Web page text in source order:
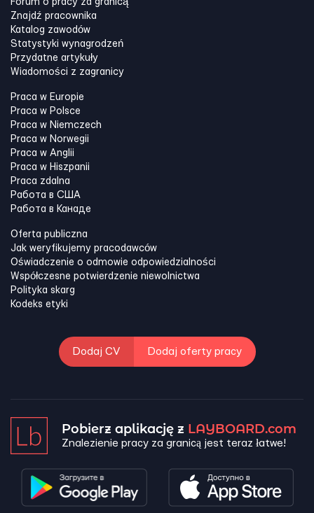
Forum o pracy za granicą
Znajdź pracownika
Katalog zawodów
Statystyki wynagrodzeń
Przydatne artykuły
Wiadomości z zagranicy
Praca w Europie
Praca w Polsce
Praca w Niemczech
Praca w Norwegii
Praca w Anglii
Praca w Hiszpanii
Praca zdalna
Работа в США
Работа в Канадe
Oferta publiczna
Jak weryfikujemy pracodawców
Oświadczenie o odmowie odpowiedzialności
Współczesne potwierdzenie niewolnictwa
Polityka skarg
Kodeks etyki
Dodaj CV Dodaj oferty pracy
Pobierz aplikację z LAYBOARD.com
Znalezienie pracy za granicą jest teraz łatwe!